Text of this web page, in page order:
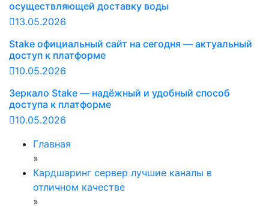
осуществляющей доставку воды
13.05.2026
Stake официальный сайт на сегодня — актуальный
доступ к платформе
10.05.2026
Зеркало Stake — надёжный и удобный способ
доступа к платформе
10.05.2026
Главная
»
Кардшаринг сервер лучшие каналы в
отличном качестве
»